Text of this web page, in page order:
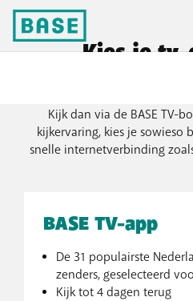
Kies je
Kijk dan via de BASE TV-
kijkervaring, kies je sowieso
snelle internetverbinding
BASE TV-app
De 31 populairste
zenders, geselecteerd
Kijk tot 4 dagen terug